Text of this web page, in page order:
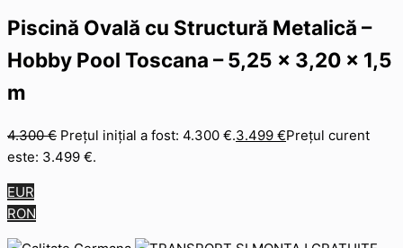
Piscină Ovală cu Structură Metalică –
Hobby Pool Toscana – 5,25 x 3,20 x 1,5
m
4.300€ Prețul inițial a fost: 4.300 €.3.499 €Prețul curent
este: 3.499 €.
EUR
RON